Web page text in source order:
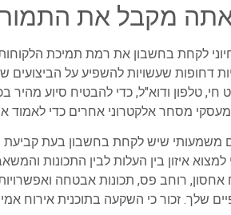
מקבל את
לקחת בחשבון את רמת תמיכת
דחופות שעשויות להשפיע על
כגון צ'אט חי, טלפון ודוא"ל, כדי להבטיח
מסחר אלקטרוני אחרים כדי לאמוד
משמעותי שיש לקחת בחשבון בעת
איזון בין העלות לבין התכונות
רוחב פס, תכונות אבטחה ואפשרויות
שלך. זכור כי השקעה בתוכנית אירוח